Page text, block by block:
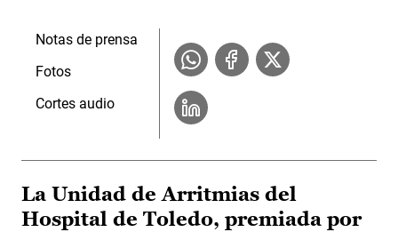
Notas de prensa
Fotos
Cortes audio
La Unidad de Arritmias del
Hospital de Toledo, premiada por